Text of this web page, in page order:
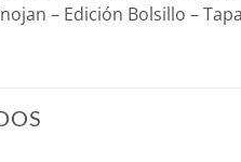
– Edición Bolsillo –